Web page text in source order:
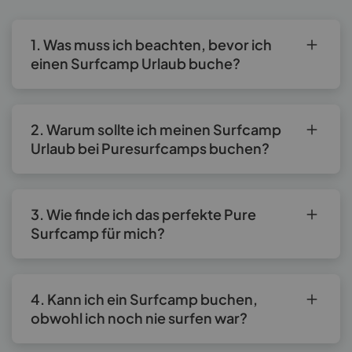
1. Was muss ich beachten, bevor ich
einen Surfcamp Urlaub buche?
2. Warum sollte ich meinen Surfcamp
Urlaub bei Puresurfcamps buchen?
3. Wie finde ich das perfekte Pure
Surfcamp für mich?
4. Kann ich ein Surfcamp buchen,
obwohl ich noch nie surfen war?